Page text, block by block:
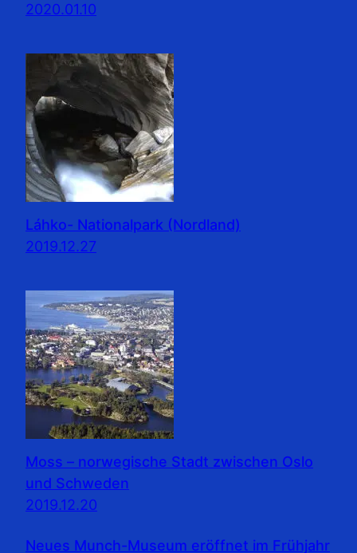
2020.01.10
Láhko- Nationalpark (Nordland)
2019.12.27
Moss – norwegische Stadt zwischen Oslo
und Schweden
2019.12.20
Neues Munch-Museum eröffnet im Frühjahr